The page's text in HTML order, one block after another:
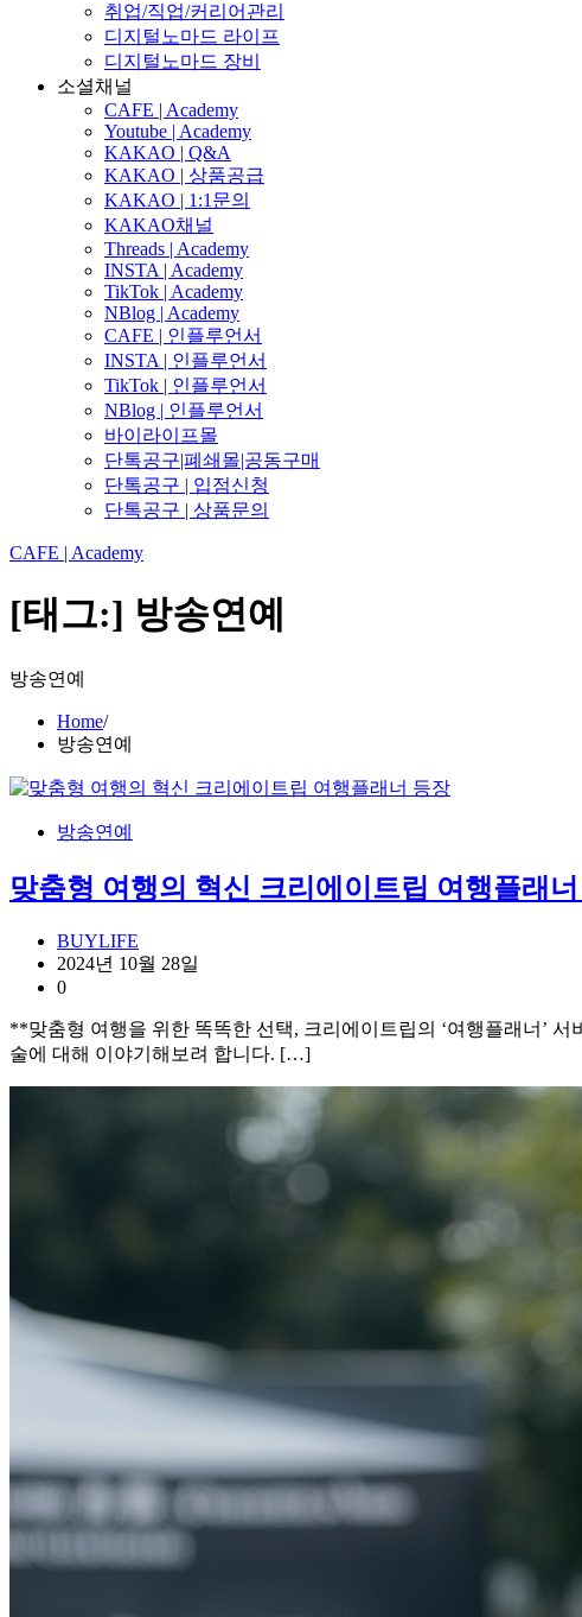
취업/직업/커리어관리
디지털노마드 라이프
디지털노마드 장비
소셜채널
CAFE | Academy
Youtube | Academy
KAKAO | Q&A
KAKAO | 상품공급
KAKAO | 1:1문의
KAKAO채널
Threads | Academy
INSTA | Academy
TikTok | Academy
NBlog | Academy
CAFE | 인플루언서
INSTA | 인플루언서
TikTok | 인플루언서
NBlog | 인플루언서
바이라이프몰
단톡공구|폐쇄몰|공동구매
단톡공구 | 입점신청
단톡공구 | 상품문의
CAFE | Academy
[태그:] 방송연예
방송연예
Home
방송연예
방송연예
맞춤형 여행의 혁신 크리에이트립 여행플래
BUYLIFE
2024년 10월 28일
0
**맞춤형 여행을 위한 똑똑한 선택, 크리에이트립의 ‘여행플래너’
술에 대해 이야기해보려 합니다. […]